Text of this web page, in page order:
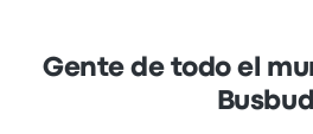
Gente de todo el
Busbud